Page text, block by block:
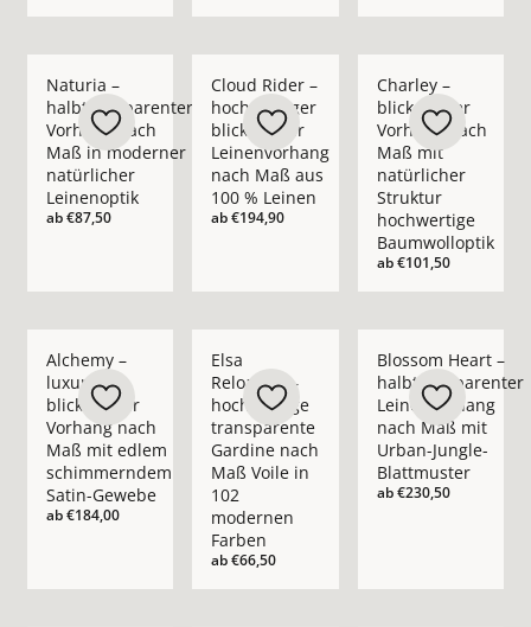
Naturia –
halbtransparenter
Vorhang nach
Maß in moderner
natürlicher
Leinenoptik
ab€87,50
Cloud Rider –
hochwertiger
blickdichter
Leinenvorhang
nach Maß aus
100 % Leinen
ab€194,90
Charley –
blickdichter
Vorhang nach
Maß mit
natürlicher
Struktur
hochwertige
Baumwolloptik
ab€101,50
Alchemy –
luxuriöser
blickdichter
Vorhang nach
Maß mit edlem
schimmerndem
Satin-Gewebe
ab€184,00
Elsa
Reloaded –
hochwertige
transparente
Gardine nach
Maß Voile in
102
modernen
Farben
ab€66,50
Blossom Heart –
halbtransparenter
Leinenvorhang
nach Maß mit
Urban-Jungle-
Blattmuster
ab€230,50